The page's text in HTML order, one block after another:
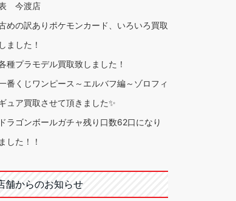
今渡店
めの訳ありポケモンカード、いろいろ買取
しました！
種プラモデル買取致しました！
番くじワンピース～エルバフ編～ゾロフィ
ュア買取させて頂きました✨
ドラゴンボールガチャ残り口数62口になり
ました！！
舗からのお知らせ